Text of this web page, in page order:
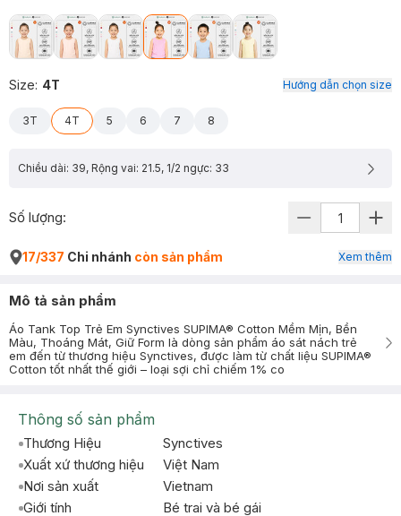
Size: 4T Hướng dẫn chọn size
3T 4T 5 6 7 8
Chiều dài: 39, Rộng vai: 21.5, 1/2 ngực: 33
Số lượng:
17/337 Chi nhánh còn sản phẩm Xem thêm
Mô tả sản phẩm
Áo Tank Top Trẻ Em Synctives SUPIMA® Cotton Mềm Mịn, Bền
Màu, Thoáng Mát, Giữ Form là dòng sản phẩm áo sát nách trẻ
em đến từ thương hiệu Synctives, được làm từ chất liệu SUPIMA®
Cotton tốt nhất thế giới – loại sợi chỉ chiếm 1% co
Thông số sản phẩm
Thương Hiệu
Synctives
Xuất xứ thương hiệu
Việt Nam
Nơi sản xuất
Vietnam
Giới tính
Bé trai và bé gái